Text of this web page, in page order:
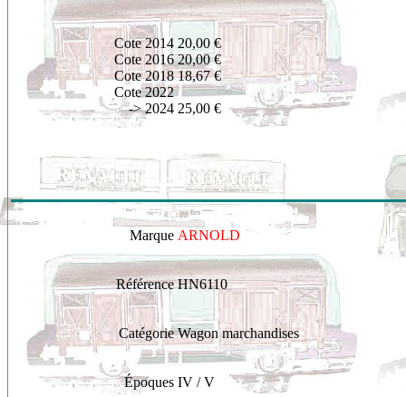
Cote 2014
Cote 2016
Cote 2018
Cote 2022
-> 2024
20,00 €
20,00 €
18,67 €
25,00 €
Marque ARNOLD
Référence HN6110
Catégorie Wagon marchandises
Époques IV / V